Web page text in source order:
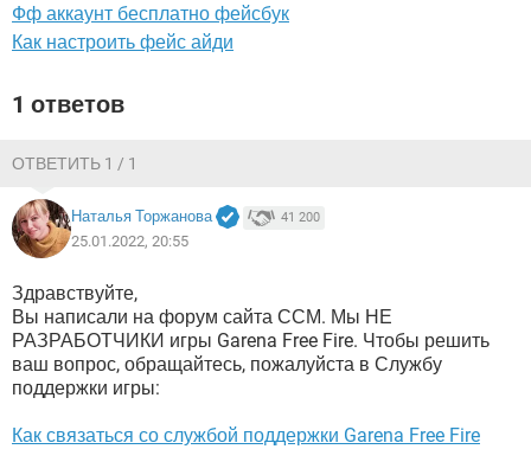
Фф аккаунт бесплатно фейсбук
Как настроить фейс айди
1 ответов
ОТВЕТИТЬ 1 / 1
Наталья Торжанова 41 200
25.01.2022, 20:55
Здравствуйте,
Вы написали на форум сайта ССМ. Мы НЕ
РАЗРАБОТЧИКИ игры Garena Free Fire. Чтобы решить
ваш вопрос, обращайтесь, пожалуйста в Службу
поддержки игры:
Как связаться со службой поддержки Garena Free Fire